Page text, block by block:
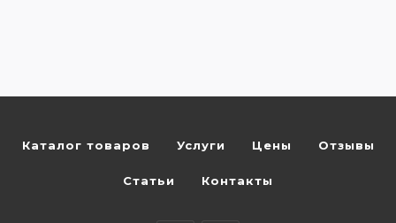
Каталог товаров Услуги Цены Отзывы
Статьи Контакты